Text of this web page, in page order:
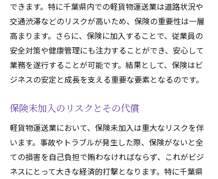
できます。特に千葉県内での軽貨物運送業は道路状況や
交通渋滞などのリスクが高いため、保険の重要性は一層
高まります。さらに、保険に加入することで、従業員の
安全対策や健康管理にも注力することができ、安心して
業務を遂行することが可能です。結果として、保険はビ
ジネスの安定と成長を支える重要な要素となるのです。
保険未加入のリスクとその代償
軽貨物運送業において、保険未加入は重大なリスクを伴
います。事故やトラブルが発生した際、保険がないと全
ての損害を自己負担で賄わなければならず、これがビジ
ネスにとって大きな経済的打撃となります。特に千葉県